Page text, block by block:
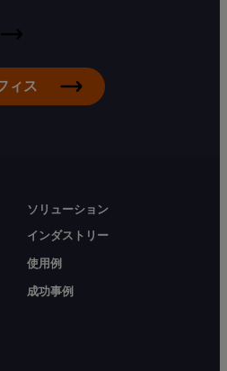
ィス
ソリューション
インダストリー
使用例
成功事例